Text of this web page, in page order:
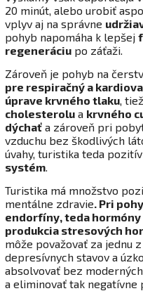
20 minút, alebo urobiť
vplyv aj na správne
pohyb napomáha k lepšej
regeneráciu po záťaži.
Zároveň je pohyb na
pre respiračný a
úprave krvného tlaku,
cholesterolu a krvného
dýchať a zároveň pri
vzduchu bez škodlivých
úvahy, turistika teda
systém.
Turistika má množstvo
mentálne zdravie. Pri
endorfíny, teda
produkcia stresových
môže považovať za jednu
depresívnych stavov a
absolvovať bez
a eliminovať tak negatívne